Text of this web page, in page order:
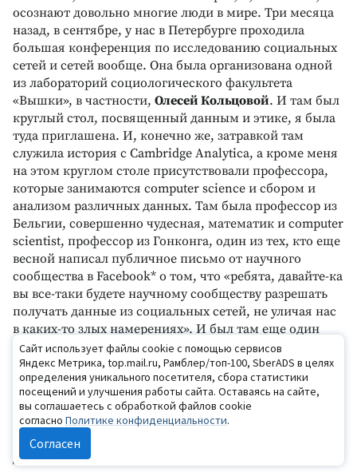
осознают довольно многие люди в мире. Три месяца
назад, в сентябре, у нас в Петербурге проходила
большая конференция по исследованию социальных
сетей и сетей вообще. Она была организована одной
из лабораторий социологического факультета
«Вышки», в частности, Олесей Кольцовой. И там был
круглый стол, посвященный данным и этике, я была
туда приглашена. И, конечно же, затравкой там
служила история с Cambridge Analytica, а кроме меня
на этом круглом столе присутствовали профессора,
которые занимаются computer science и сбором и
анализом различных данных. Там была профессор из
Бельгии, совершенно чудесная, математик и computer
scientist, профессор из Гонконга, один из тех, кто еще
весной написал публичное письмо от научного
сообщества в Facebook* о том, что «ребята, давайте-ка
вы все-таки будете научному сообществу разрешать
получать данные из социальных сетей, не уличая нас
в каких-то злых намерениях». И был там еще один
представитель российской индустрии, чья работа в
том числе связана с изучением данных из социальных
сетей.
Я увидела, что люди из мирового сообщества очень
вдумчиво подходят к этой проблеме. Во-первых, с
одной стороны, в Европе и части мира юристы
довольно быстро поспевают за всем этим. Понятно,
Сайт использует файлы cookie с помощью сервисов
Яндекс Метрика, top.mail.ru, Рамблер/топ-100, SberADS в целях
определения уникального посетителя, сбора статистики
посещений и улучшения работы сайта. Оставаясь на сайте,
вы соглашаетесь с обработкой файлов cookie
согласно Политике конфиденциальности.
Согласен